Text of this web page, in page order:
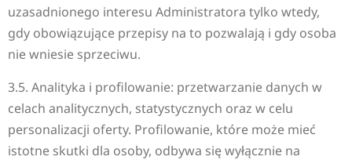
uzasadnionego interesu Administratora tylko wtedy,
gdy obowiązujące przepisy na to pozwalają i gdy osoba
nie wniesie sprzeciwu.
3.5. Analityka i profilowanie: przetwarzanie danych w
celach analitycznych, statystycznych oraz w celu
personalizacji oferty. Profilowanie, które może mieć
istotne skutki dla osoby, odbywa się wyłącznie na